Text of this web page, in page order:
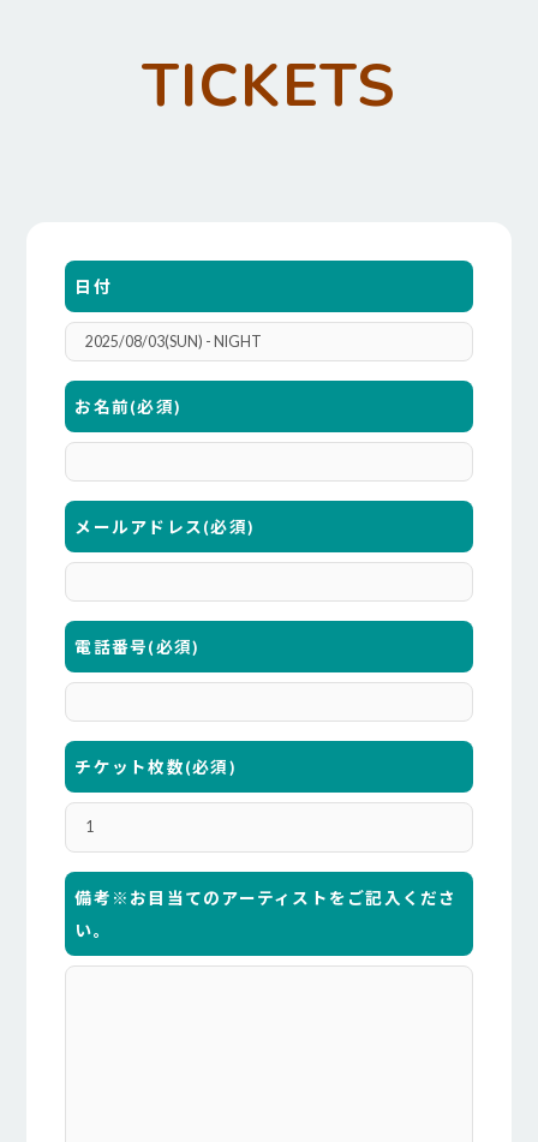
TICKETS
日付
お名前(必須)
メールアドレス(必須)
電話番号(必須)
チケット枚数(必須)
備考※お目当てのアーティストをご記入くださ
い。